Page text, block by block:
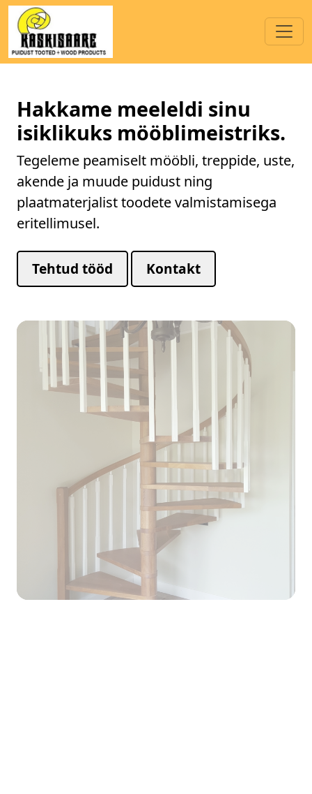
Hakkame meeleldi sinu
isiklikuks mööblimeistriks.
Tegeleme peamiselt mööbli, treppide, uste,
akende ja muude puidust ning
plaatmaterjalist toodete valmistamisega
eritellimusel.
Tehtud tööd Kontakt